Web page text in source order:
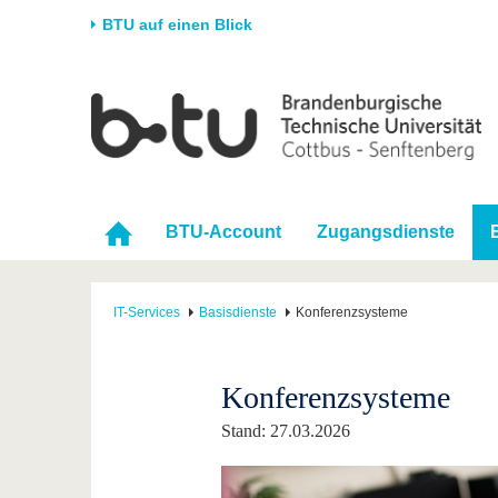
BTU auf einen Blick
Universität
Karriere & Engagement
Forschung
Förderung
Vor
Im
BTU-Account Zugangsdienste
IT-Services Basisdienste Konferenzsysteme
Konferenzsysteme
Stand: 27.03.2026